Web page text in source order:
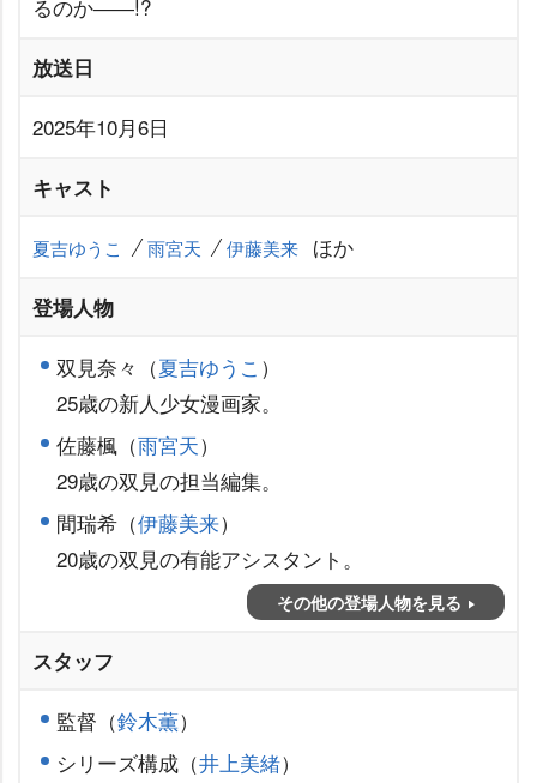
るのか――!?
放送日
2025年10月6日
キャスト
夏吉ゆうこ 雨宮天 伊藤美来 ほか
登場人物
双見奈々（夏吉ゆうこ ）
25歳の新人少女漫画家。
佐藤楓（雨宮天）
29歳の双見の担当編集。
間瑞希（伊藤美来）
20歳の双見の有能アシスタント。
その他の登場人物を見る
スタッフ
監督（鈴木薫）
シリーズ構成（井上美緒）